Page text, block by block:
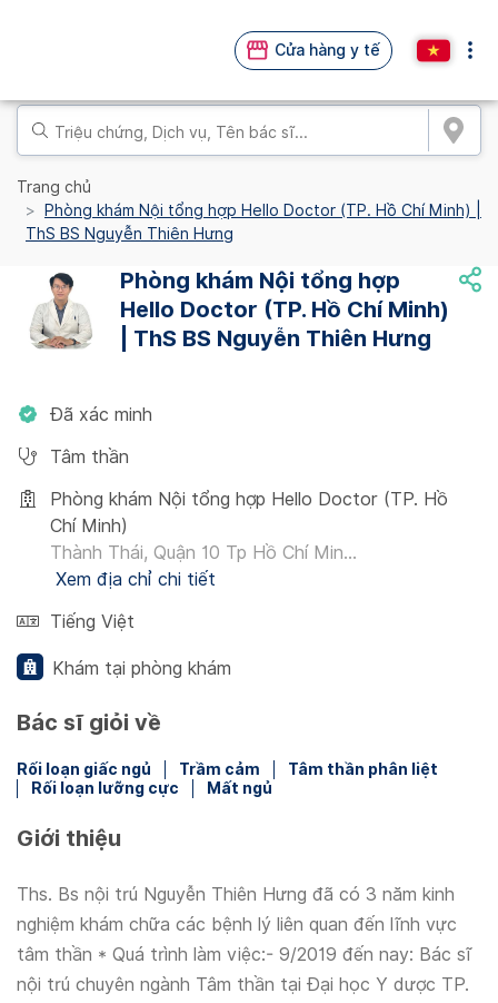
Cửa hàng y tế
Trang chủ
Phòng khám Nội tổng hợp Hello Doctor (TP. Hồ Chí Minh) |
ThS BS Nguyễn Thiên Hưng
Phòng khám Nội tổng hợp
Hello Doctor (TP. Hồ Chí Minh)
| ThS BS Nguyễn Thiên Hưng
Đã xác minh
Tâm thần
Phòng khám Nội tổng hợp Hello Doctor (TP. Hồ
Chí Minh)
Thành Thái, Quận 10 Tp Hồ Chí Min...
Xem địa chỉ chi tiết
Tiếng Việt
Khám tại phòng khám
Bác sĩ giỏi về
Rối loạn giấc ngủ Trầm cảm
Tâm thần phân liệt
Rối loạn lưỡng cực
Mất ngủ
Giới thiệu
Ths. Bs nội trú Nguyễn Thiên Hưng đã có 3 năm kinh
nghiệm khám chữa các bệnh lý liên quan đến lĩnh vực
tâm thần * Quá trình làm việc:- 9/2019 đến nay: Bác sĩ
nội trú chuyên ngành Tâm thần tại Đại học Y dược TP.